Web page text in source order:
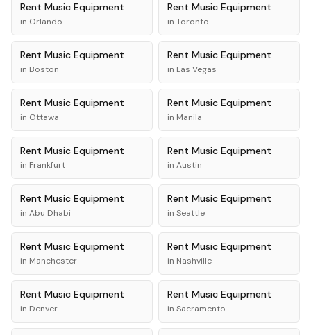
Rent Music Equipment
in Orlando
Rent Music Equipment
in Toronto
Rent Music Equipment
in Boston
Rent Music Equipment
in Las Vegas
Rent Music Equipment
in Ottawa
Rent Music Equipment
in Manila
Rent Music Equipment
in Frankfurt
Rent Music Equipment
in Austin
Rent Music Equipment
in Abu Dhabi
Rent Music Equipment
in Seattle
Rent Music Equipment
in Manchester
Rent Music Equipment
in Nashville
Rent Music Equipment
in Denver
Rent Music Equipment
in Sacramento